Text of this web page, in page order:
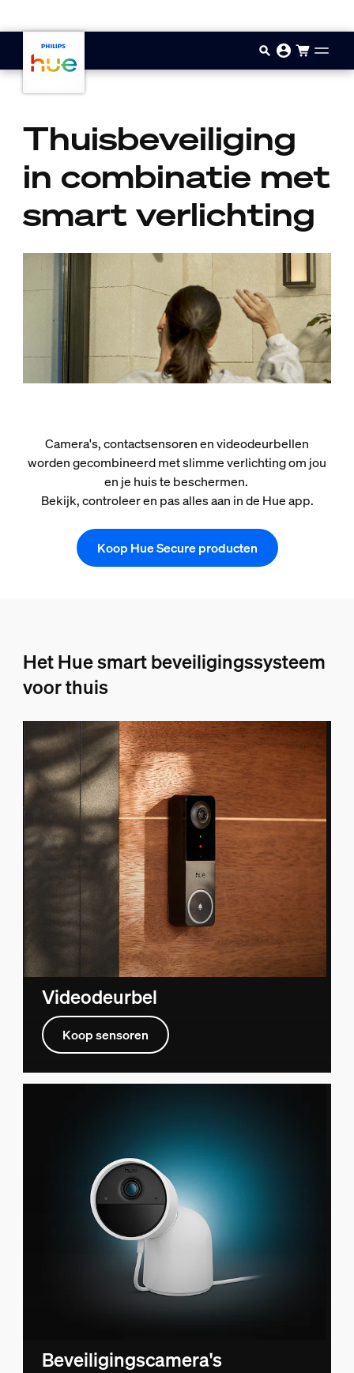
Thuisbeveiliging
in combinatie met
smart verlichting
Camera's, contactsensoren en videodeurbellen
worden gecombineerd met slimme verlichting om jou
en je huis te beschermen.
Bekijk, controleer en pas alles aan in de Hue app.
Koop Hue Secure producten
Het Hue smart beveiligingssysteem
voor thuis
Videodeurbel
Koop sensoren
Beveiligingscamera's